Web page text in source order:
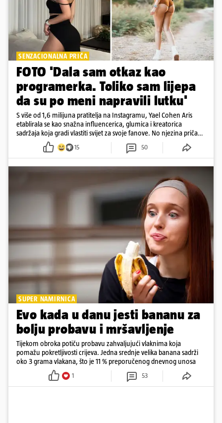
SENZACIONALNA PRIČA
FOTO 'Dala sam otkaz kao
programerka. Toliko sam lijepa
da su po meni napravili lutku'
S više od 1,6 milijuna pratitelja na Instagramu, Yael Cohen Aris
etablirala se kao snažna influencerica, glumica i kreatorica
sadržaja koja gradi vlastiti svijet za svoje fanove. No njezina priča
pokazuje da online slava dolazi i s neočekivanim izazovima
15 50
SUPER NAMIRNICA
Evo kada u danu jesti bananu za
bolju probavu i mršavljenje
Tijekom obroka potiču probavu zahvaljujući vlaknima koja
pomažu pokretljivosti crijeva. Jedna srednje velika banana sadrži
oko 3 grama vlakana, što je 11 % preporučenog dnevnog unosa
1 53